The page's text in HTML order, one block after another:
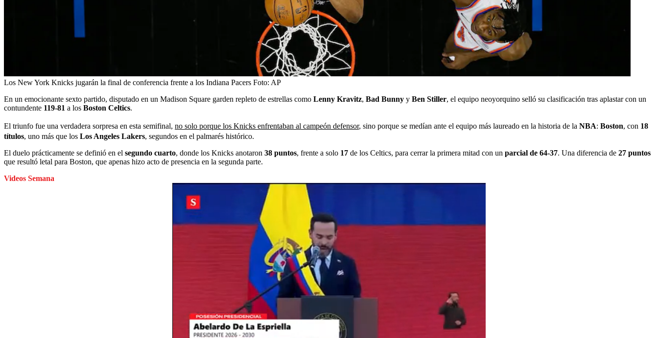
Los New York Knicks jugarán la final de conferencia frente a los Indiana Pacers Foto: AP
En un emocionante sexto partido, disputado en un Madison Square garden repleto de estrellas como Lenny Kravitz, Bad Bunny y Ben Stiller, el equipo neoyorquino selló su clasificación tras aplastar con un
contundente 119-81 a los Boston Celtics.
El triunfo fue una verdadera sorpresa en esta semifinal, no solo porque los Knicks enfrentaban al campeón defensor, sino porque se medían ante el equipo más laureado en la historia de la NBA: Boston, con 18
títulos, uno más que los Los Angeles Lakers, segundos en el palmarés histórico.
El duelo prácticamente se definió en el segundo cuarto, donde los Knicks anotaron 38 puntos, frente a solo 17 de los Celtics, para cerrar la primera mitad con un parcial de 64-37. Una diferencia de 27 puntos
que resultó letal para Boston, que apenas hizo acto de presencia en la segunda parte.
Videos Semana